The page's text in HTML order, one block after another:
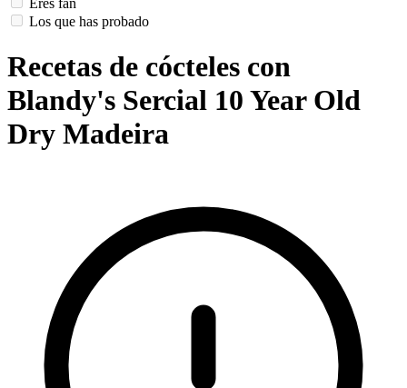
Eres fan
Los que has probado
Recetas de cócteles con
Blandy's Sercial 10 Year Old
Dry Madeira